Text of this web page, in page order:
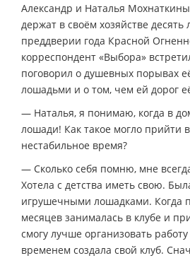
Александр и Наталья
держат в своём хозяйстве
преддверии года Красной
корреспондент «Выбора»
поговорил о душевных порывах
лошадьми и о том, чем ей дорог
— Наталья, я понимаю, когда в
лошади! Как такое могло прийти
нестабильное время?
— Сколько себя помню, мне
Хотела с детства иметь свою.
игрушечными лошадками. Когда
месяцев занималась в клубе и
смогу лучше организовать
временем создала свой клуб.